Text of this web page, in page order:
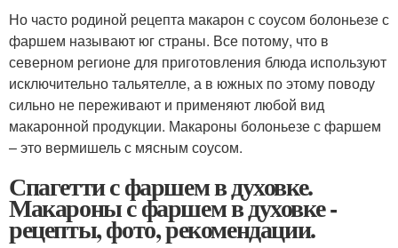
Но часто родиной рецепта макарон с соусом болоньезе с
фаршем называют юг страны. Все потому, что в
северном регионе для приготовления блюда используют
исключительно тальятелле, а в южных по этому поводу
сильно не переживают и применяют любой вид
макаронной продукции. Макароны болоньезе с фаршем
– это вермишель с мясным соусом.
Спагетти с фаршем в духовке.
Макароны с фаршем в духовке -
рецепты, фото, рекомендации.